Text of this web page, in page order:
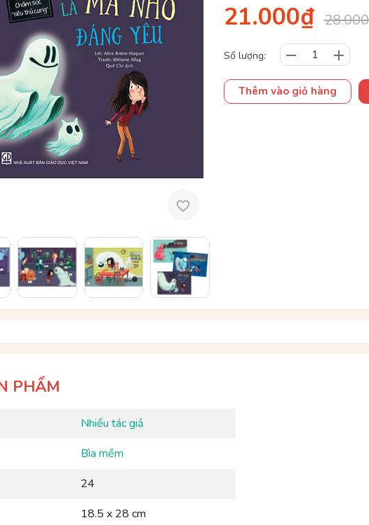
21.000₫
Số lượng:
Thêm vào giỏ hàng
PHẨM
Nhiều tác giả
Bìa mềm
24
18.5 x 28 cm